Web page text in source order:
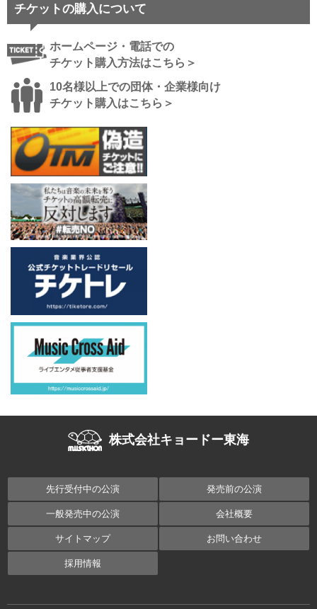
チケットの購入について
ホームページ・電話での
チケット購入方法はこちら＞
10名様以上での団体・企業様向け
チケット購入はこちら＞
株式会社キョードー東海
先行受付中の公演 発売前の公演
一般発売中の公演 会社概要
サイトマップ お問い合わせ
採用情報